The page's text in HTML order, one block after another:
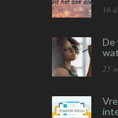
16
De
25